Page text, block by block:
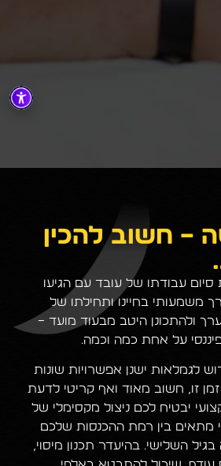
– חשוב להכין
עבודתו של עובד עם הגיעו
משמעותי בחיינו ותחילתו של
ולהתכונן היטב מבעוד מועד –
על אחת כמה וכמה.
לגמלאות ישנן אפשרויות שונות
זמן זו, חשוב מאוד ואף קריטי לדעת
יבטיח לכם ניצול מקסימלי של
מתאים בין רמת ההכנסות שלכם
השלישי. בהיעדר תכנון מיסוי,